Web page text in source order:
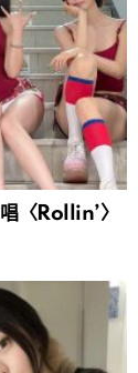
〈Rollin’〉